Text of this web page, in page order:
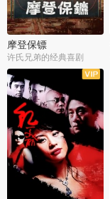
摩登保镖
许氏兄弟的经典喜剧